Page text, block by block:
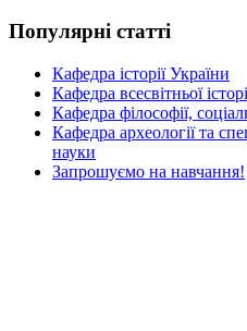
Популярні статті
Кафедра історії України
Кафедра всесвітньої
Кафедра філософії,
Кафедра археології та
науки
Запрошуємо на навчання!